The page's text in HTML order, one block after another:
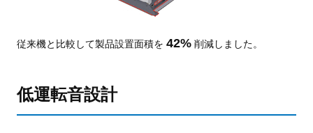
従来機と比較して製品設置面積を 42% 削減しました。
低運転音設計